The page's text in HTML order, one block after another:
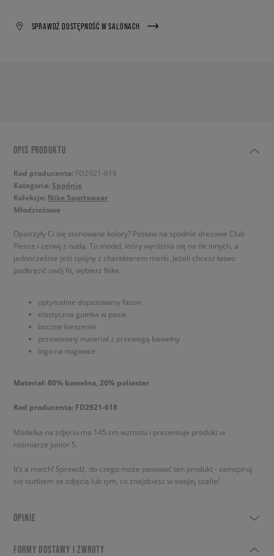
SPRAWDŹ DOSTĘPNOŚĆ W SALONACH
OPIS PRODUKTU
Kod producenta: FD2921-618
Kategoria: Spodnie
Kolekcje: Nike Sportswear
Młodzieżowe
Opatrzyły Ci się stonowane kolory? Postaw na spodnie dresowe Club
Fleece i zerwij z nudą. To model, który wyróżnia się na tle innych, a
jednocześnie jest spójny z charakterem marki. Jeżeli chcesz łatwo
podkręcić swój fit, wybierz Nike.
optymalnie dopasowany fason
elastyczna gumka w pasie
boczne kieszenie
przewiewny materiał z przewagą bawełny
logo na nogawce
Materiał: 80% bawełna, 20% poliester
Kod producenta: FD2921-618
Modelka na zdjęciu ma 145 cm wzrostu i prezentuje produkt w
rozmiarze junior S.
It’s a match! Sprawdź, do czego może pasować ten produkt - zainspiruj
się outfitem ze zdjęcia lub tym, co znajdziesz w swojej szafie!
OPINIE
FORMY DOSTAWY I ZWROTY